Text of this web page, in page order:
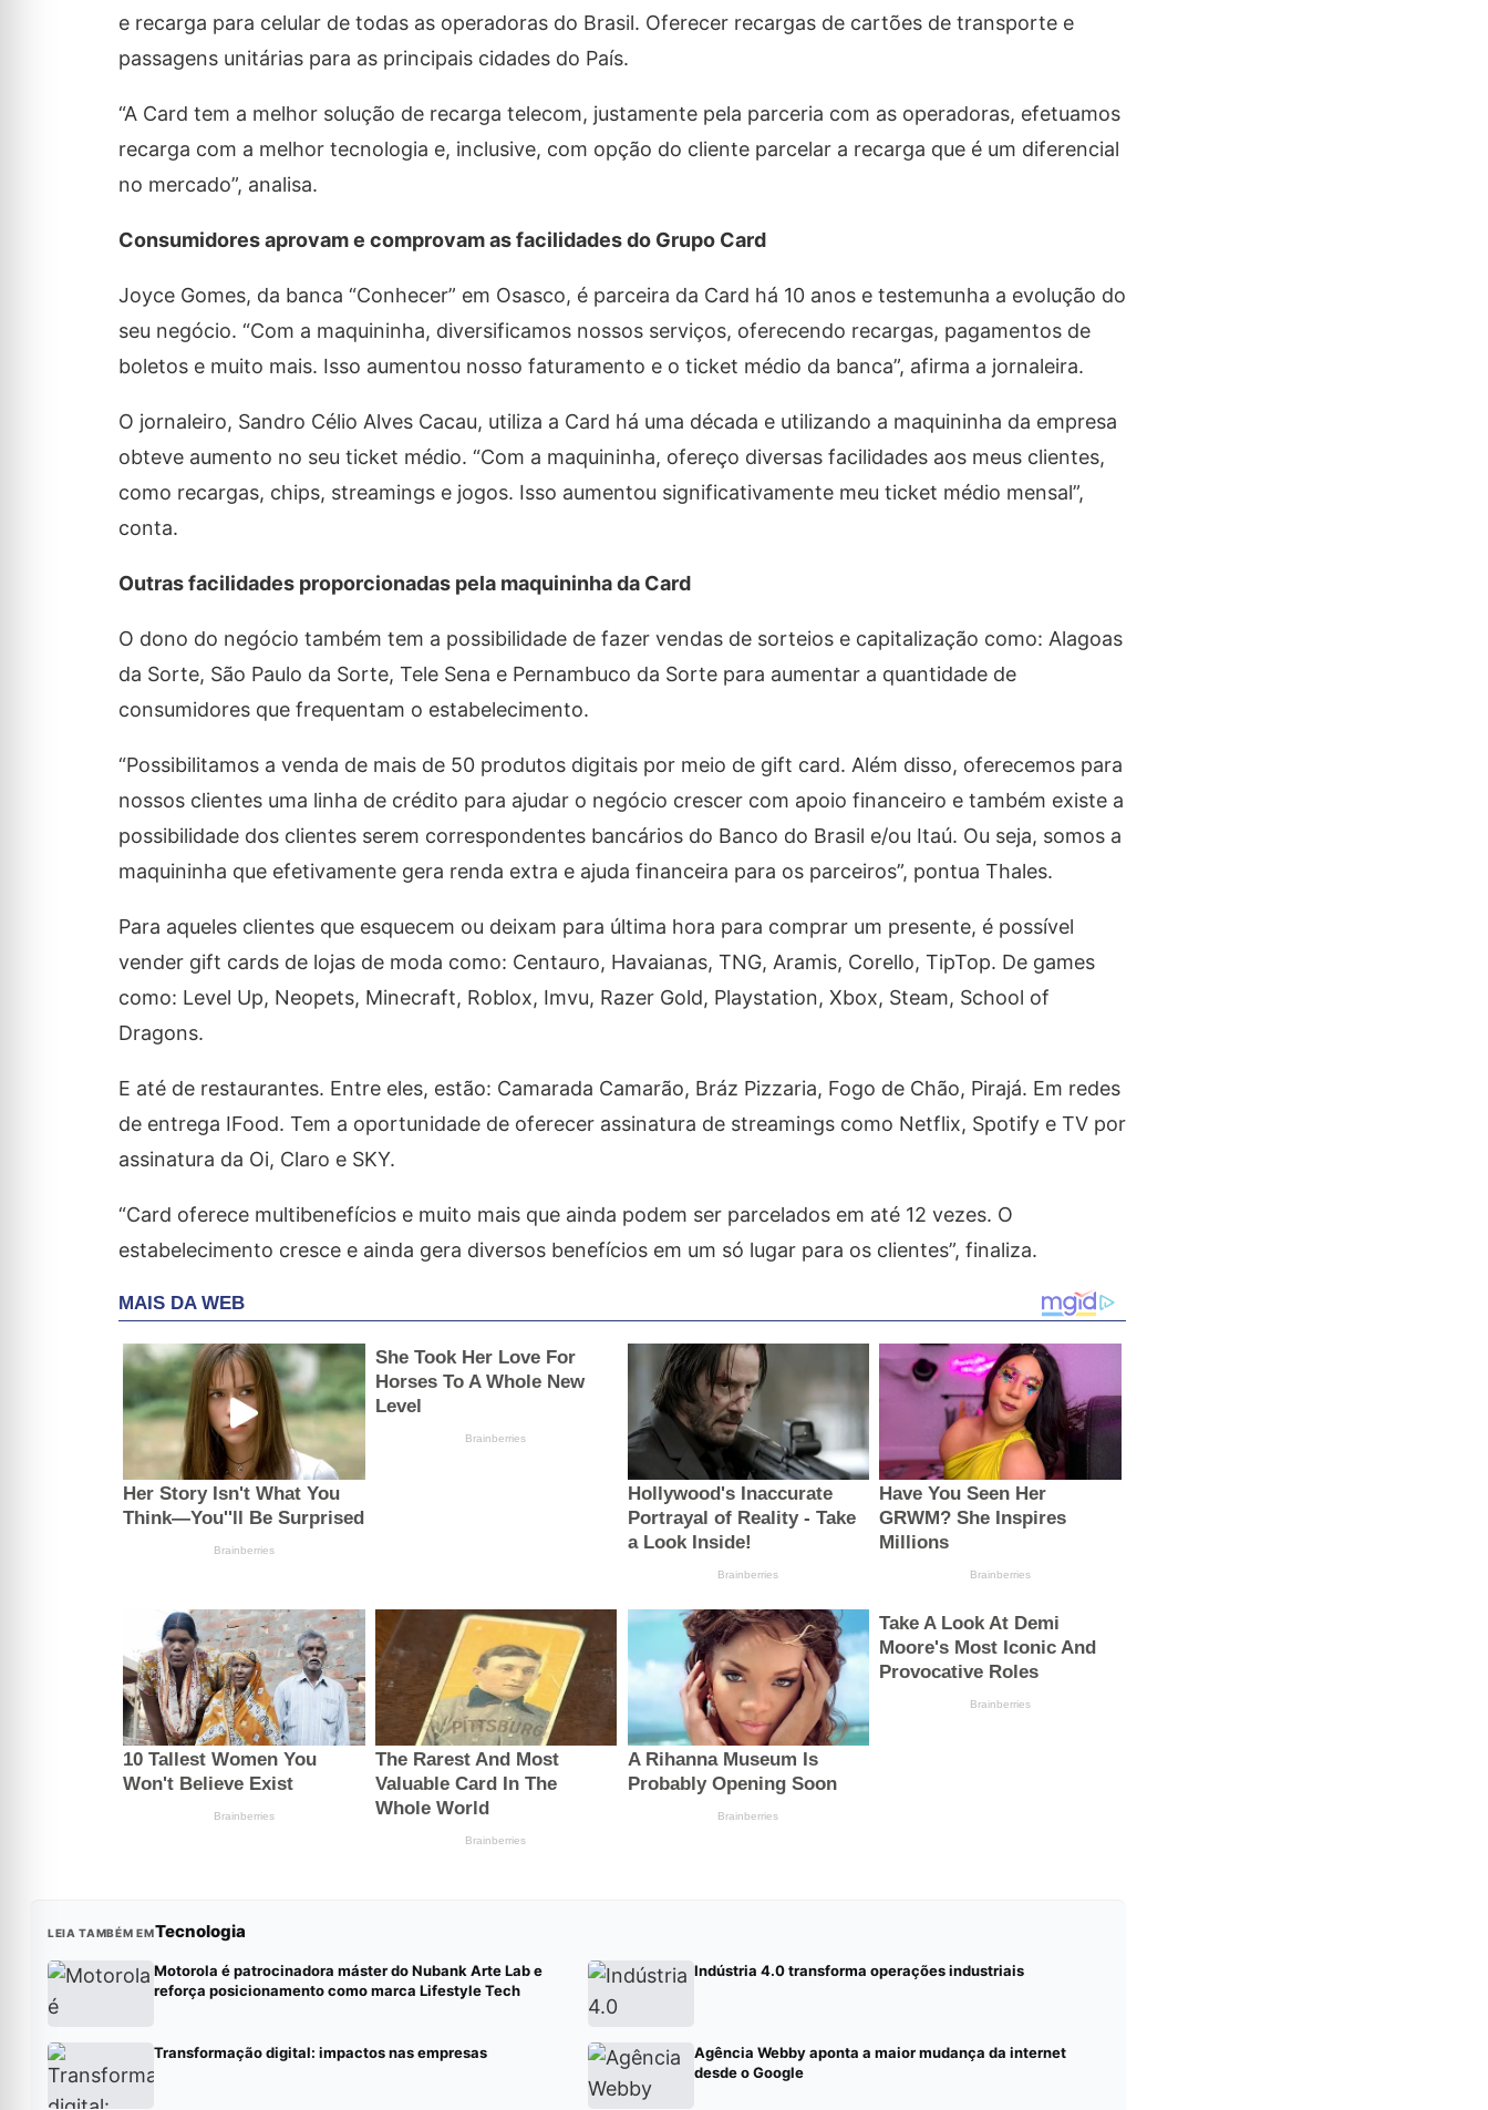
e recarga para celular de todas as operadoras do Brasil. Oferecer recargas de cartões de transporte e
passagens unitárias para as principais cidades do País.
“A Card tem a melhor solução de recarga telecom, justamente pela parceria com as operadoras, efetuamos
recarga com a melhor tecnologia e, inclusive, com opção do cliente parcelar a recarga que é um diferencial
no mercado”, analisa.
Consumidores aprovam e comprovam as facilidades do Grupo Card
Joyce Gomes, da banca “Conhecer” em Osasco, é parceira da Card há 10 anos e testemunha a evolução do
seu negócio. “Com a maquininha, diversificamos nossos serviços, oferecendo recargas, pagamentos de
boletos e muito mais. Isso aumentou nosso faturamento e o ticket médio da banca”, afirma a jornaleira.
O jornaleiro, Sandro Célio Alves Cacau, utiliza a Card há uma década e utilizando a maquininha da empresa
obteve aumento no seu ticket médio. “Com a maquininha, ofereço diversas facilidades aos meus clientes,
como recargas, chips, streamings e jogos. Isso aumentou significativamente meu ticket médio mensal”,
conta.
Outras facilidades proporcionadas pela maquininha da Card
O dono do negócio também tem a possibilidade de fazer vendas de sorteios e capitalização como: Alagoas
da Sorte, São Paulo da Sorte, Tele Sena e Pernambuco da Sorte para aumentar a quantidade de
consumidores que frequentam o estabelecimento.
“Possibilitamos a venda de mais de 50 produtos digitais por meio de gift card. Além disso, oferecemos para
nossos clientes uma linha de crédito para ajudar o negócio crescer com apoio financeiro e também existe a
possibilidade dos clientes serem correspondentes bancários do Banco do Brasil e/ou Itaú. Ou seja, somos a
maquininha que efetivamente gera renda extra e ajuda financeira para os parceiros”, pontua Thales.
Para aqueles clientes que esquecem ou deixam para última hora para comprar um presente, é possível
vender gift cards de lojas de moda como: Centauro, Havaianas, TNG, Aramis, ­­­Corello, TipTop. De games
como: Level Up, Neopets, Minecraft, Roblox, Imvu, Razer Gold, Playstation, Xbox, Steam, School of
Dragons.
E até de restaurantes. Entre eles, estão: Camarada Camarão, Bráz Pizzaria, Fogo de Chão, Pirajá. Em redes
de entrega IFood. Tem a oportunidade de oferecer assinatura de streamings como Netflix, Spotify e TV por
assinatura da Oi, Claro e SKY.
“Card oferece multibenefícios e muito mais que ainda podem ser parcelados em até 12 vezes. O
estabelecimento cresce e ainda gera diversos benefícios em um só lugar para os clientes”, finaliza.
LEIA TAMBÉM EMTecnologia
Motorola é patrocinadora máster do Nubank Arte Lab e
reforça posicionamento como marca Lifestyle Tech
Indústria 4.0 transforma operações industriais
Transformação digital: impactos nas empresas
Agência Webby aponta a maior mudança da internet
desde o Google